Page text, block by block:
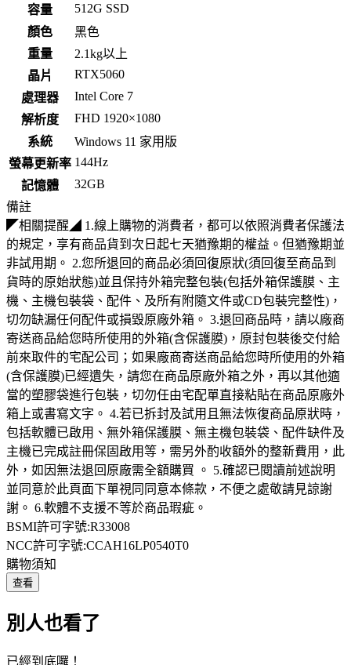
容量
512G SSD
顏色
黑色
重量
2.1kg以上
晶片
RTX5060
處理器
Intel Core 7
解析度
FHD 1920×1080
系統
Windows 11 家用版
螢幕更新率 144Hz
記憶體
32GB
備註
◤相關提醒◢ 1.線上購物的消費者，都可以依照消費者保護法
的規定，享有商品貨到次日起七天猶豫期的權益。但猶豫期並
非試用期。 2.您所退回的商品必須回復原狀(須回復至商品到
貨時的原始狀態)並且保持外箱完整包裝(包括外箱保護膜、主
機、主機包裝袋、配件、及所有附隨文件或CD包裝完整性)，
切勿缺漏任何配件或損毀原廠外箱。 3.退回商品時，請以廠商
寄送商品給您時所使用的外箱(含保護膜)，原封包裝後交付給
前來取件的宅配公司；如果廠商寄送商品給您時所使用的外箱
(含保護膜)已經遺失，請您在商品原廠外箱之外，再以其他適
當的塑膠袋進行包裝，切勿任由宅配單直接粘貼在商品原廠外
箱上或書寫文字。 4.若已拆封及試用且無法恢復商品原狀時，
包括軟體已啟用、無外箱保護膜、無主機包裝袋、配件缺件及
主機已完成註冊保固啟用等，需另外酌收額外的整新費用，此
外，如因無法退回原廠需全額購買 。 5.確認已閱讀前述說明
並同意於此頁面下單視同同意本條款，不便之處敬請見諒謝
謝。 6.軟體不支援不等於商品瑕疵。
BSMI許可字號:R33008
NCC許可字號:CCAH16LP0540T0
購物須知
查看
別人也看了
已經到底囉！